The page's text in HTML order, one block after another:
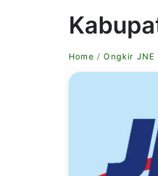
Home /Ongkir JNE